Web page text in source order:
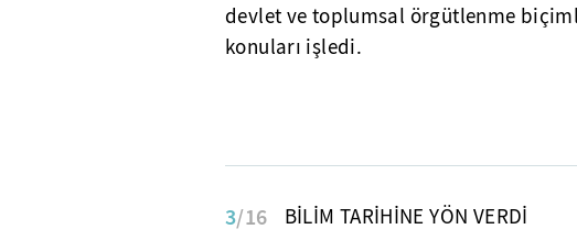
devlet ve toplumsal örgütlenme
konuları işledi.
3/16 BİLİM TARİHİNE YÖN VERDİ